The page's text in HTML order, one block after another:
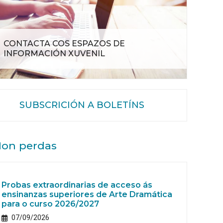
CONTACTA COS ESPAZOS DE
INFORMACIÓN XUVENIL
SUBSCRICIÓN A BOLETÍNS
perdas
Probas extraordinarias de acceso ás
ensinanzas superiores de Arte Dramática
para o curso 2026/2027
07/09/2026